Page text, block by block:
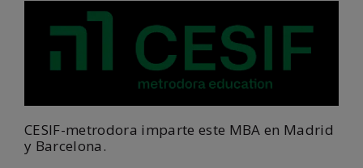
CESIF-metrodora imparte este MBA en Madrid
y Barcelona.